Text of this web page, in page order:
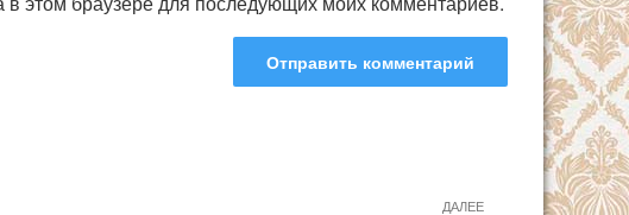
Следующая
ДАЛЕЕ